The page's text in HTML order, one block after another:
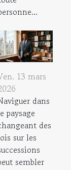
13 mars
dans
paysage
des
sur les
sembler